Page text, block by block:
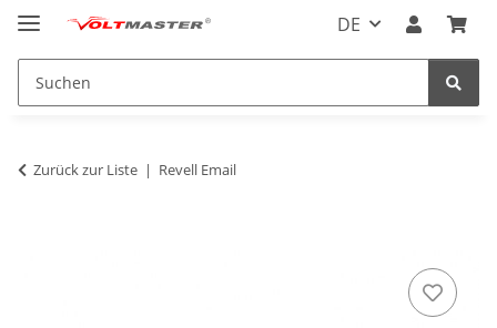
DE
Zurück zur Liste Revell Email